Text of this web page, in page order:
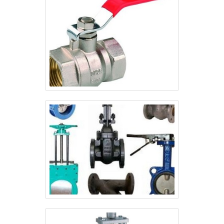
garante a satisfação dos clientes através
de um atendimento singular, por meio de
profissionais treinados e altamente
qualificados. A Valfluid Acessórios
Industriais é uma empresa que tem feito a
diferença no mercado pela idoneidade em
tudo que faz, o que garante o sucesso aos
parceiros de ponta a ponta.
em diferentes modelos, como esfera,
gaveta e globo, garantem vedação
eficiente e operação precisa em sistemas
hidráulicos, pneumáticos e industriais.